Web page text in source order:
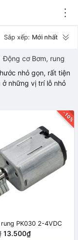
Động cơ Bơm, rung
nhỏ gọn, rất tiện
những vị trí lỗ nhỏ
Sắp xếp: Mới nhất
-10%
PK030 2-4VDC
13.500₫